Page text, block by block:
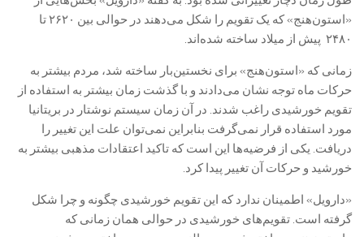
«استون‌هنج» که یک تقویم را شکل می‌دهند در حوالی بین ۲۶۲۰ تا
۲۴۸۰ پیش از میلاد ساخته شده‌اند.
زمانی که «استون‌هنج» برای نخستین‌بار ساخته شد، مردم بیشتر به
حرکات ماه توجه نشان می‌دادند و با گذشت زمان بیشتر به استفاده از
تقویم خورشیدی راغب شدند. در آن زمان سیستم نوشتار در بریتانیا
مورد استفاده قرار نمی‌گرفت بنابراین نمی‌توان علت این تغییر را
دریافت. یکی از فرضیه‌ها این است که تاکید اعتقادات مذهبی بیشتر به
خورشید و حرکات آن تغییر پیدا کرد.
«دارویل» اطمینان ندارد که این تقویم خورشیدی چگونه و چرا شکل
گرفته است. تقویم‌های خورشیدی در حوالی همان زمانی که